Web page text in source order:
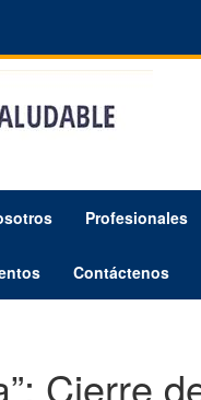
Profesionales
Contáctenos
Cierre